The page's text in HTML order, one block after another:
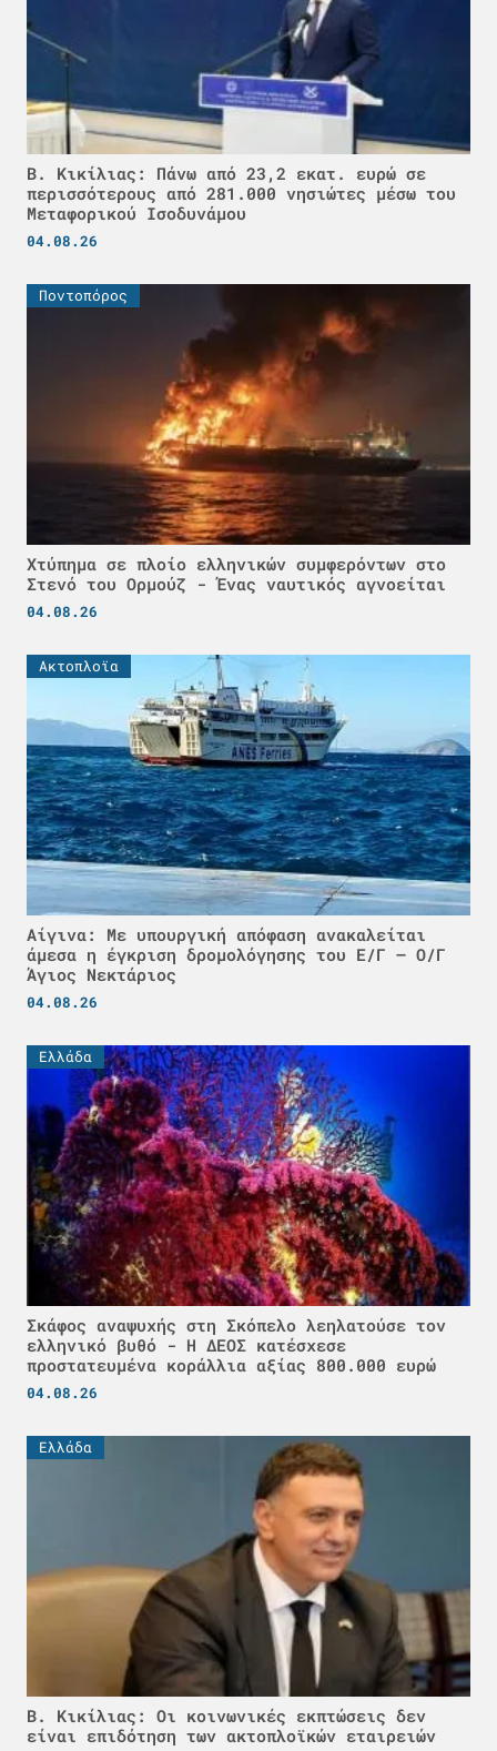
Β. Κικίλιας: Πάνω από 23,2 εκατ. ευρώ σε
περισσότερους από 281.000 νησιώτες μέσω του
Μεταφορικού Ισοδυνάμου
04.08.26
Ποντοπόρος
Χτύπημα σε πλοίο ελληνικών συμφερόντων στο
Στενό του Ορμούζ - Ένας ναυτικός αγνοείται
04.08.26
Ακτοπλοϊα
Αίγινα: Με υπουργική απόφαση ανακαλείται
άμεσα η έγκριση δρομολόγησης του Ε/Γ – Ο/Γ
Άγιος Νεκτάριος
04.08.26
Ελλάδα
Σκάφος αναψυχής στη Σκόπελο λεηλατούσε τον
ελληνικό βυθό - H ΔΕΟΣ κατέσχεσε
προστατευμένα κοράλλια αξίας 800.000 ευρώ
04.08.26
Ελλάδα
Β. Κικίλιας: Οι κοινωνικές εκπτώσεις δεν
είναι επιδότηση των ακτοπλοϊκών εταιρειών